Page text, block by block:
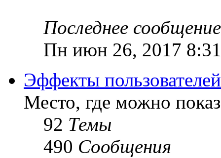
Последнее сообщение
Пн июн 26, 2017
Эффекты пользователей
Место, где можно
92 Темы
490 Сообщения